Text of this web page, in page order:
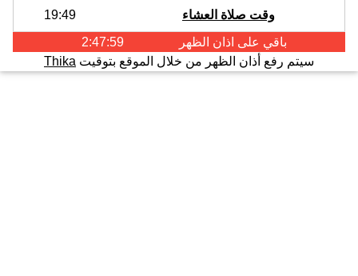
وقت صلاة العشاء
19:49
باقي على اذان الظهر
2:47:58
سيتم رفع أذان الظهر من خلال الموقع بتوقيت Thika